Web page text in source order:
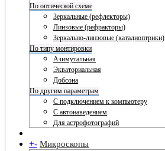
По оптической схеме
Зеркальные (рефлекторы)
Линзовые (рефракторы)
Зеркально-линзовые (катадиоптрики)
По типу монтировки
Азимутальная
Экваториальная
Добсона
По другим параметрам
С подключением к компьютеру
С автонаведением
Для астрофотографий
+- Микроскопы